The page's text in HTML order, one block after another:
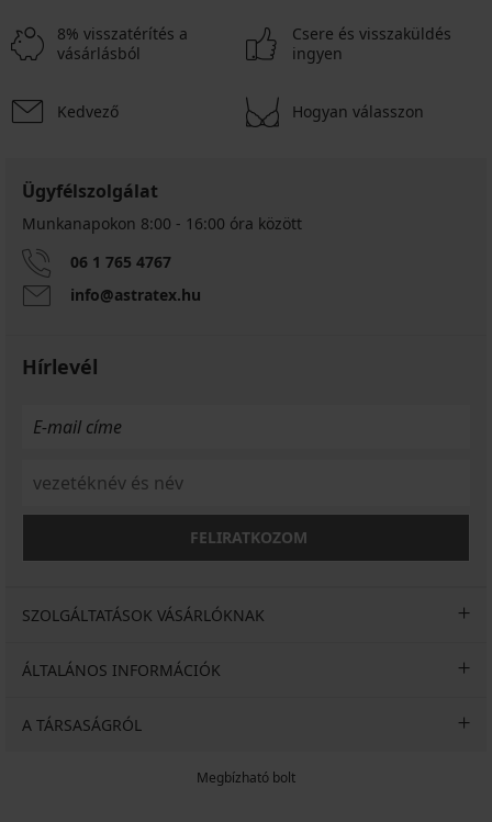
8% visszatérítés a
vásárlásból
Csere és visszaküldés
ingyen
Kedvező Hogyan válasszon
Ügyfélszolgálat
Munkanapokon 8:00 - 16:00 óra között
06 1 765 4767
info@astratex.hu
Hírlevél
FELIRATKOZOM
SZOLGÁLTATÁSOK VÁSÁRLÓKNAK
ÁLTALÁNOS INFORMÁCIÓK
A TÁRSASÁGRÓL
Megbízható bolt